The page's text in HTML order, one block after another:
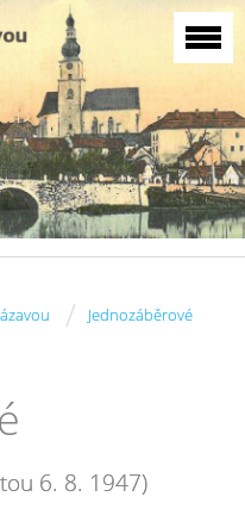
/ Jednozáběrové
6. 8. 1947)